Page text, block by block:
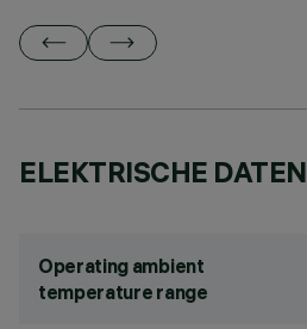
ELEKTRISCHE DATEN
Operating ambient
temperature range